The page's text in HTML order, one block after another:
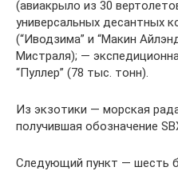
(авиакрыло из 30
универсальных десантных
(“Иводзима” и “Макин
Мистраля); —
“Пуллер” (78 тыс. тонн).
Из экзотики — морская
получившая обозначение
Следующий пункт — шесть